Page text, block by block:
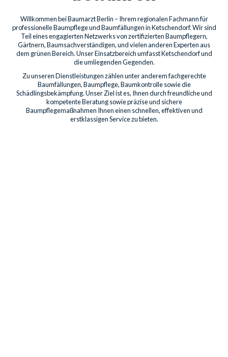
Willkommen bei Baumarzt Berlin – Ihrem regionalen Fachmann für
professionelle Baumpflege und Baumfällungen in Ketschendorf. Wir sind
Teil eines engagierten Netzwerks von zertifizierten Baumpflegern,
Gärtnern, Baumsachverständigen, und vielen anderen Experten aus
dem grünen Bereich. Unser Einsatzbereich umfasst Ketschendorf und
die umliegenden Gegenden.
Zu unseren Dienstleistungen zählen unter anderem fachgerechte
Baumfällungen, Baumpflege, Baumkontrolle sowie die
Schädlingsbekämpfung. Unser Ziel ist es, Ihnen durch freundliche und
kompetente Beratung sowie präzise und sichere
Baumpflegemaßnahmen Ihnen einen schnellen, effektiven und
erstklassigen Service zu bieten.